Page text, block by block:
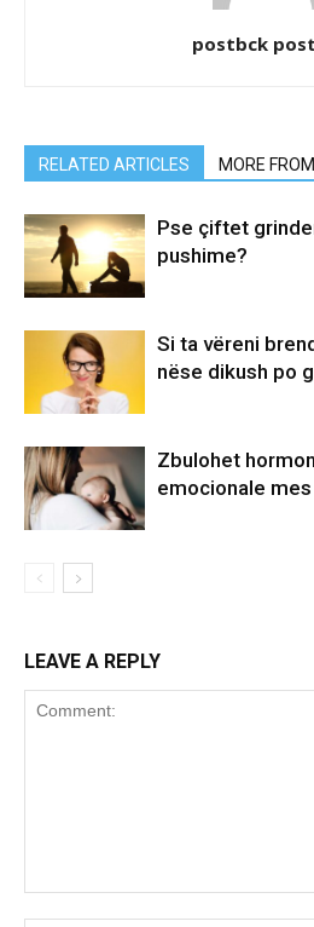
postbck
RELATED ARTICLES MORE
Pse çiftet
pushime?
Si ta vëreni
nëse dikush po
Zbulohet
emocionale
LEAVE A REPLY